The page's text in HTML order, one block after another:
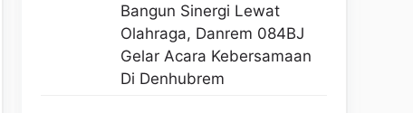
Bangun Sinergi Lewat
Olahraga, Danrem 084BJ
Gelar Acara Kebersamaan
Di Denhubrem